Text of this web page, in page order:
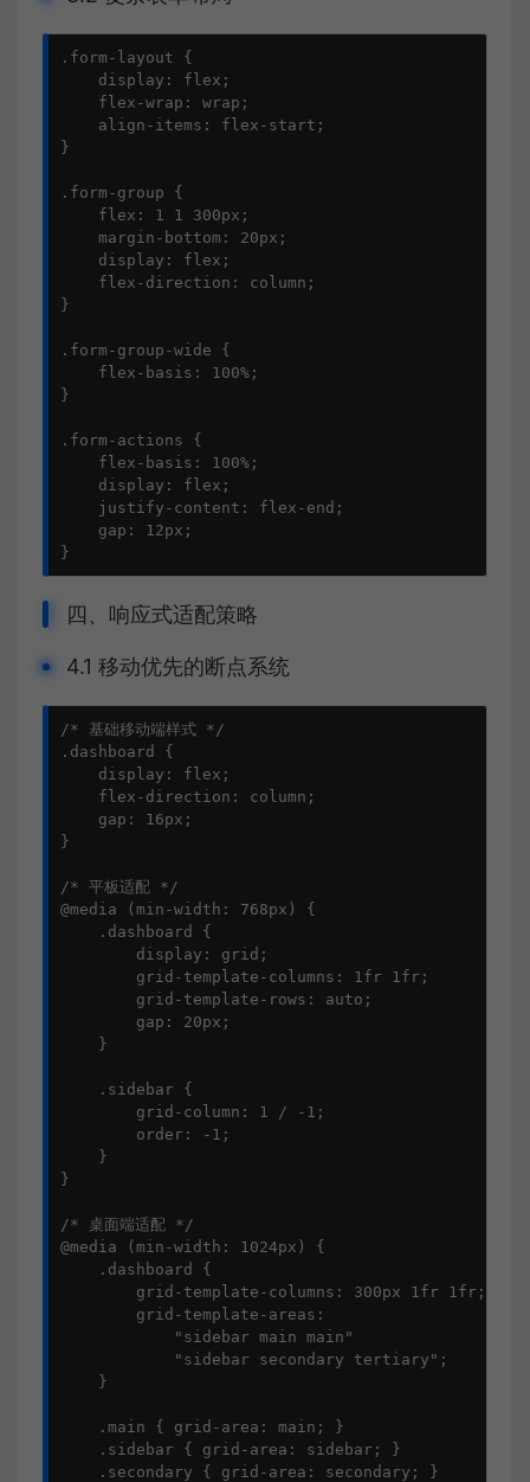
.form-layout {
    display: flex;
    flex-wrap: wrap;
    align-items: flex-start;
}
.form-group {
    flex: 1 1 300px;
    margin-bottom: 20px;
    display: flex;
    flex-direction: column;
}
.form-group-wide {
    flex-basis: 100%;
}
.form-actions {
    flex-basis: 100%;
    display: flex;
    justify-content: flex-end;
    gap: 12px;
}
四、响应式适配策略
4.1 移动优先的断点系统
/* 基础移动端样式 */
.dashboard {
    display: flex;
    flex-direction: column;
    gap: 16px;
}
/* 平板适配 */
@media (min-width: 768px) {
    .dashboard {
        display: grid;
        grid-template-columns: 1fr 1fr;
        grid-template-rows: auto;
        gap: 20px;
    }
    .sidebar {
        grid-column: 1 / -1;
        order: -1;
    }
}
/* 桌面端适配 */
@media (min-width: 1024px) {
    .dashboard {
        grid-template-columns: 300px 1fr 1fr;
        grid-template-areas:
            "sidebar main main"
            "sidebar secondary tertiary";
    }
    .main { grid-area: main; }
    .sidebar { grid-area: sidebar; }
    .secondary { grid-area: secondary; }